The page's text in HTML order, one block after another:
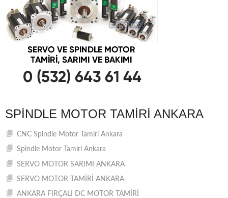
SPINDLE MOTOR TAMIRI ANKARA
CNC Spindle Motor Tamiri Ankara
Spindle Motor Tamiri Ankara
SERVO MOTOR SARIMI ANKARA
SERVO MOTOR TAMİRİ ANKARA
ANKARA FIRÇALI DC MOTOR TAMİRİ